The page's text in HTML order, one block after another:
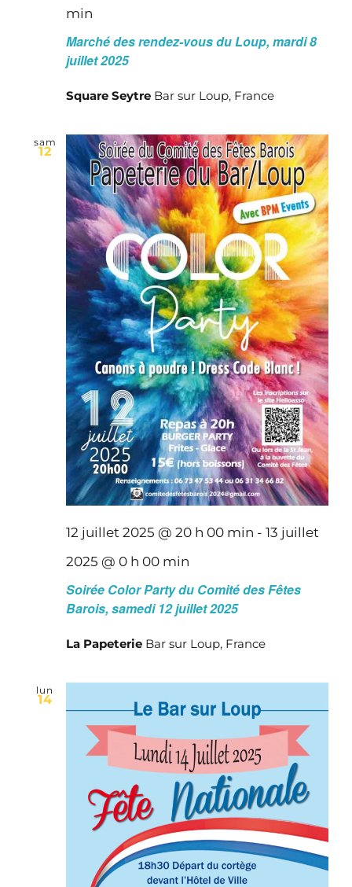
min
Marché des rendez-vous du Loup, mardi 8
juillet 2025
Square Seytre Bar sur Loup, France
sam
12
12 juillet 2025 @ 20 h 00 min - 13 juillet
2025 @ 0 h 00 min
Soirée Color Party du Comité des Fêtes
Barois, samedi 12 juillet 2025
La Papeterie Bar sur Loup, France
lun
14